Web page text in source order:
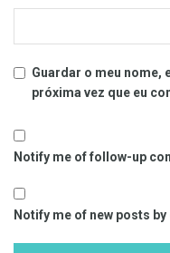
Guardar o meu nome,
próxima vez que eu
Notify me of follow-up
Notify me of new posts by